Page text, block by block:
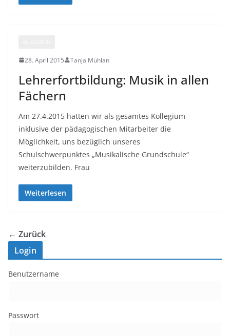
28. April 2015 Tanja Mühlan
Lehrerfortbildung: Musik in allen
Fächern
Am 27.4.2015 hatten wir als gesamtes Kollegium
inklusive der pädagogischen Mitarbeiter die
Möglichkeit, uns bezüglich unseres
Schulschwerpunktes „Musikalische Grundschule“
weiterzubilden. Frau
Weiterlesen
← Zurück
Login
Benutzername
Passwort